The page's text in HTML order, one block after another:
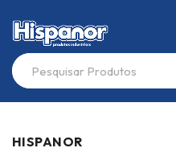
HISPANOR